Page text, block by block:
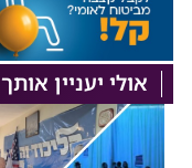
אולי יעניין אותך